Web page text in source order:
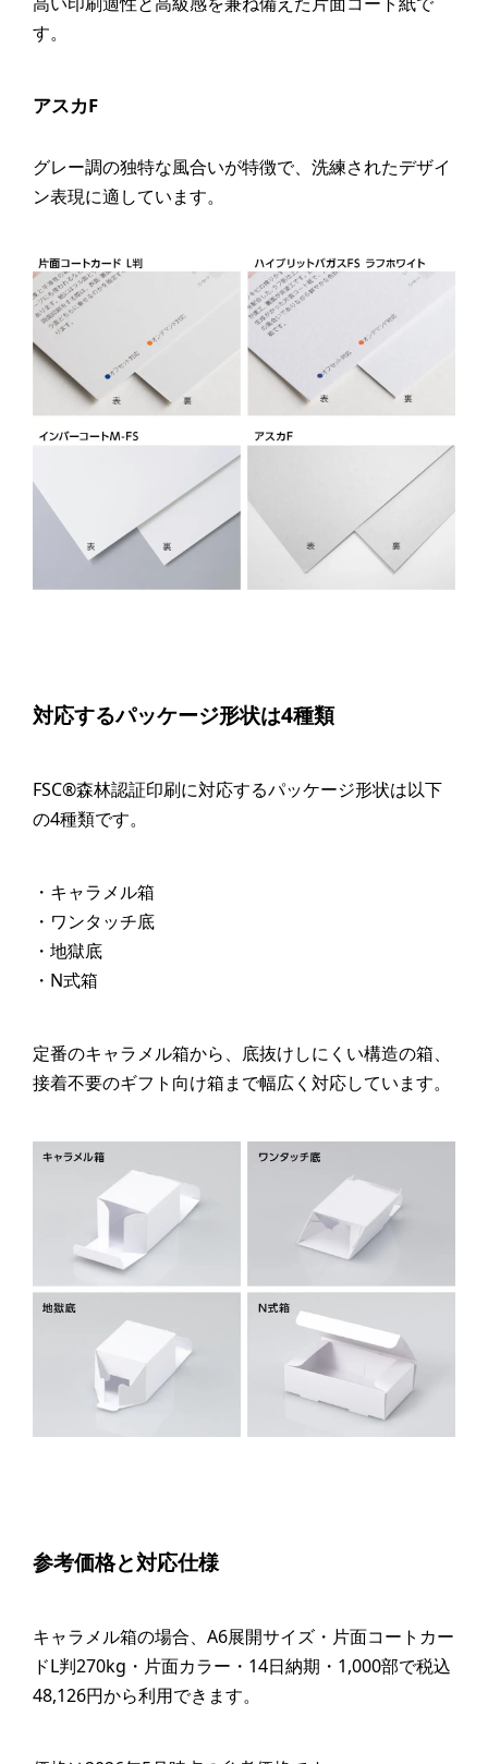
す。
アスカF
グレー調の独特な風合いが特徴で、洗練されたデザイ
ン表現に適しています。
対応するパッケージ形状は4種類
FSC®森林認証印刷に対応するパッケージ形状は以下
の4種類です。
・キャラメル箱
・ワンタッチ底
・地獄底
・N式箱
定番のキャラメル箱から、底抜けしにくい構造の箱、
接着不要のギフト向け箱まで幅広く対応しています。
参考価格と対応仕様
キャラメル箱の場合、A6展開サイズ・片面コートカー
ドL判270kg・片面カラー・14日納期・1,000部で税込
48,126円から利用できます。